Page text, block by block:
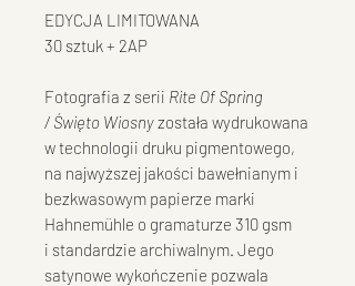
EDYCJA LIMITOWANA
30 sztuk + 2AP
Fotografia z serii Rite Of Spring
/ Święto Wiosny została wydrukowana
w technologii druku pigmentowego,
na najwyższej jakości bawełnianym i
bezkwasowym papierze marki
Hahnemühle o gramaturze 310 gsm
i standardzie archiwalnym. Jego
satynowe wykończenie pozwala